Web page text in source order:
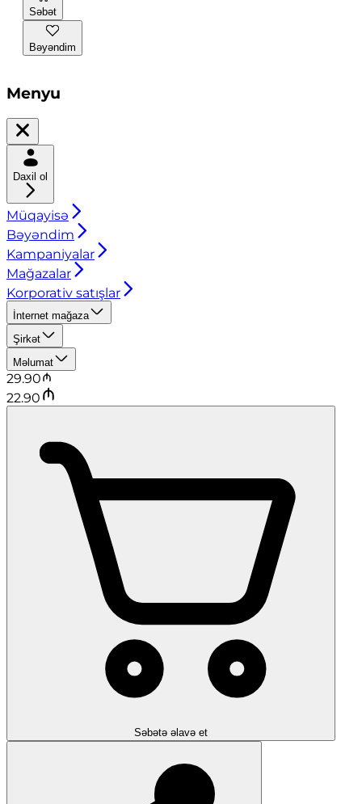
Səbət
Bəyəndim
Menyu
Daxil ol
Müqayisə
Bəyəndim
Kampaniyalar
Mağazalar
Korporativ satışlar
İnternet mağaza
Şirkət
Məlumat
29.90
22.90
Səbətə əlavə et